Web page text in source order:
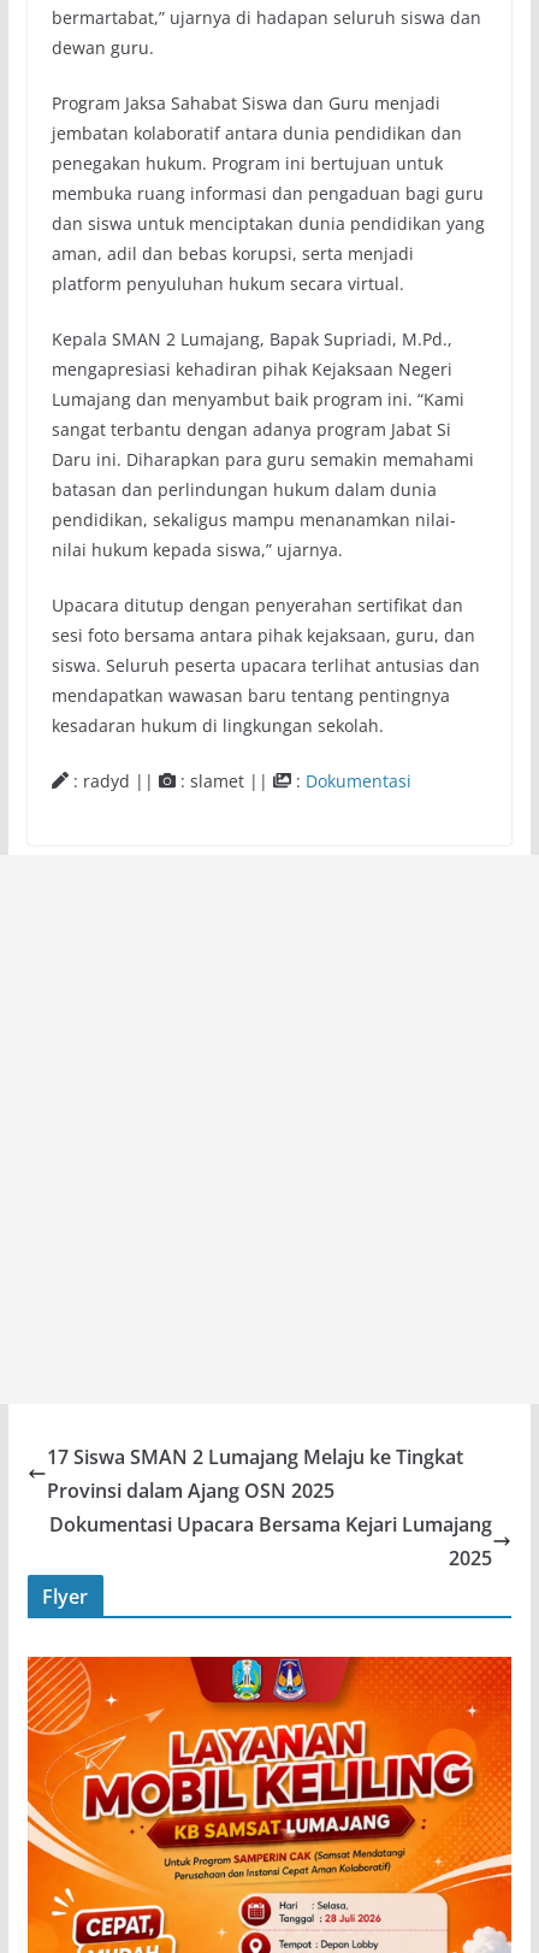
bermartabat,” ujarnya di hadapan seluruh siswa dan
dewan guru.
Program Jaksa Sahabat Siswa dan Guru menjadi
jembatan kolaboratif antara dunia pendidikan dan
penegakan hukum. Program ini bertujuan untuk
membuka ruang informasi dan pengaduan bagi guru
dan siswa untuk menciptakan dunia pendidikan yang
aman, adil dan bebas korupsi, serta menjadi
platform penyuluhan hukum secara virtual.
Kepala SMAN 2 Lumajang, Bapak Supriadi, M.Pd.,
mengapresiasi kehadiran pihak Kejaksaan Negeri
Lumajang dan menyambut baik program ini. “Kami
sangat terbantu dengan adanya program Jabat Si
Daru ini. Diharapkan para guru semakin memahami
batasan dan perlindungan hukum dalam dunia
pendidikan, sekaligus mampu menanamkan nilai-
nilai hukum kepada siswa,” ujarnya.
Upacara ditutup dengan penyerahan sertifikat dan
sesi foto bersama antara pihak kejaksaan, guru, dan
siswa. Seluruh peserta upacara terlihat antusias dan
mendapatkan wawasan baru tentang pentingnya
kesadaran hukum di lingkungan sekolah.
: radyd || : slamet || : Dokumentasi
17 Siswa SMAN 2 Lumajang Melaju ke Tingkat
Provinsi dalam Ajang OSN 2025
Dokumentasi Upacara Bersama Kejari Lumajang
2025
Flyer